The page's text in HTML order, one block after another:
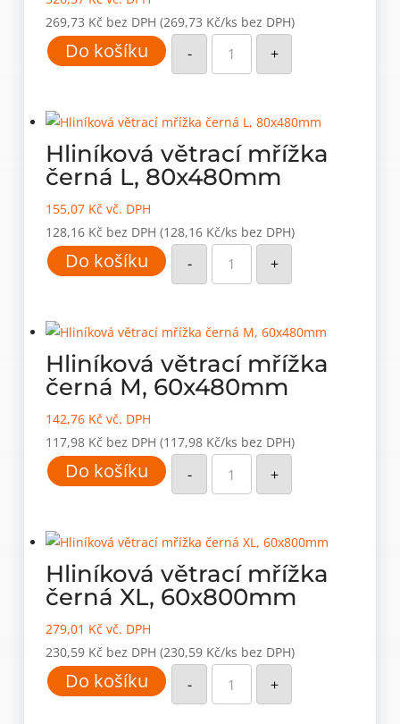
269,73 Kč bez DPH (269,73 Kč/ks bez DPH)
Do košíku -
Hliníková
větrací
mřížka
černá
množství
+
Hliníková větrací mřížka
černá L, 80x480mm
155,07 Kč vč. DPH
128,16 Kč bez DPH (128,16 Kč/ks bez DPH)
Do košíku -
Hliníková
větrací
mřížka
černá
množství
+
Hliníková větrací mřížka
černá M, 60x480mm
142,76 Kč vč. DPH
117,98 Kč bez DPH (117,98 Kč/ks bez DPH)
Do košíku -
Hliníková
větrací
mřížka
černá
množství
+
Hliníková větrací mřížka
černá XL, 60x800mm
279,01 Kč vč. DPH
230,59 Kč bez DPH (230,59 Kč/ks bez DPH)
Do košíku -
Hliníková
větrací
mřížka
černá
+